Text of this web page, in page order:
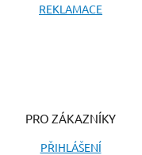
REKLAMACE
PRO ZÁKAZNÍKY
PŘIHLÁŠENÍ